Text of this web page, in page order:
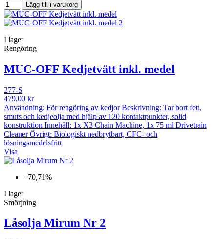
Lägg till i varukorg
I lager
Rengöring
MUC-OFF Kedjetvätt inkl. medel
277-S
479,00 kr
Användning: För rengöring av kedjor Beskrivning: Tar bort fett,
smuts och kedjeolja med hjälp av 120 kontaktpunkter, solid
konstruktion Innehåll: 1x X3 Chain Machine, 1x 75 ml Drivetrain
Cleaner Övrigt: Biologiskt nedbrytbart, CFC- och
lösningsmedelsfritt
Visa
−70,71%
I lager
Smörjning
Låsolja Mirum Nr 2